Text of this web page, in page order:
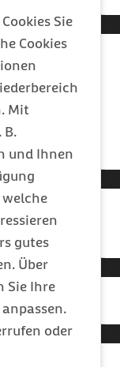
Sie
Cookies
Mit
B.
und Ihnen
gutes
Über
Sie Ihre
oder
Carl
führt